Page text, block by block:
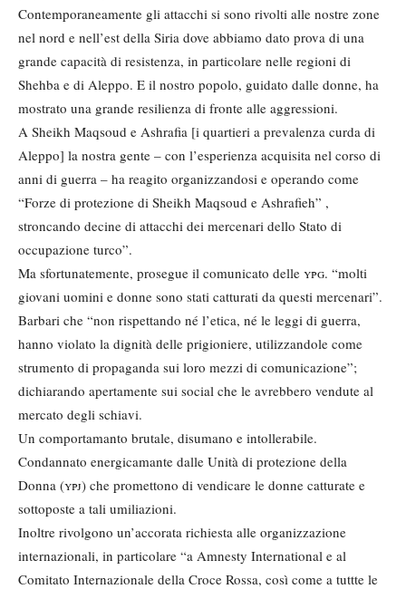
Contemporaneamente gli attacchi si sono rivolti alle nostre zone
nel nord e nell’est della Siria dove abbiamo dato prova di una
grande capacità di resistenza, in particolare nelle regioni di
Shehba e di Aleppo. E il nostro popolo, guidato dalle donne, ha
mostrato una grande resilienza di fronte alle aggressioni.
A Sheikh Maqsoud e Ashrafia [i quartieri a prevalenza curda di
Aleppo] la nostra gente – con l’esperienza acquisita nel corso di
anni di guerra – ha reagito organizzandosi e operando come
“Forze di protezione di Sheikh Maqsoud e Ashrafieh” ,
stroncando decine di attacchi dei mercenari dello Stato di
occupazione turco”.
Ma sfortunatemente, prosegue il comunicato delle ypg. “molti
giovani uomini e donne sono stati catturati da questi mercenari”.
Barbari che “non rispettando né l’etica, né le leggi di guerra,
hanno violato la dignità delle prigioniere, utilizzandole come
strumento di propaganda sui loro mezzi di comunicazione”;
dichiarando apertamente sui social che le avrebbero vendute al
mercato degli schiavi.
Un comportamanto brutale, disumano e intollerabile.
Condannato energicamante dalle Unità di protezione della
Donna (ypj) che promettono di vendicare le donne catturate e
sottoposte a tali umiliazioni.
Inoltre rivolgono un’accorata richiesta alle organizzazione
internazionali, in particolare “a Amnesty International e al
Comitato Internazionale della Croce Rossa, così come a tuttte le